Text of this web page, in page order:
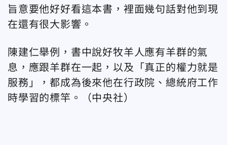
旨意要他好好看這本書，裡面幾句話對他到現
在還有很大影響。
陳建仁舉例，書中說好牧羊人應有羊群的氣
息，應跟羊群在一起，以及「真正的權力就是
服務」，都成為後來他在行政院、總統府工作
時學習的標竿。（中央社）